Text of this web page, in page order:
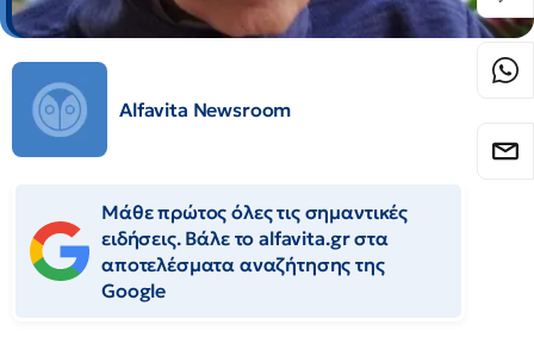
Alfavita Newsroom
Μάθε πρώτος όλες τις σημαντικές
ειδήσεις. Βάλε το alfavita.gr στα
αποτελέσματα αναζήτησης της
Google